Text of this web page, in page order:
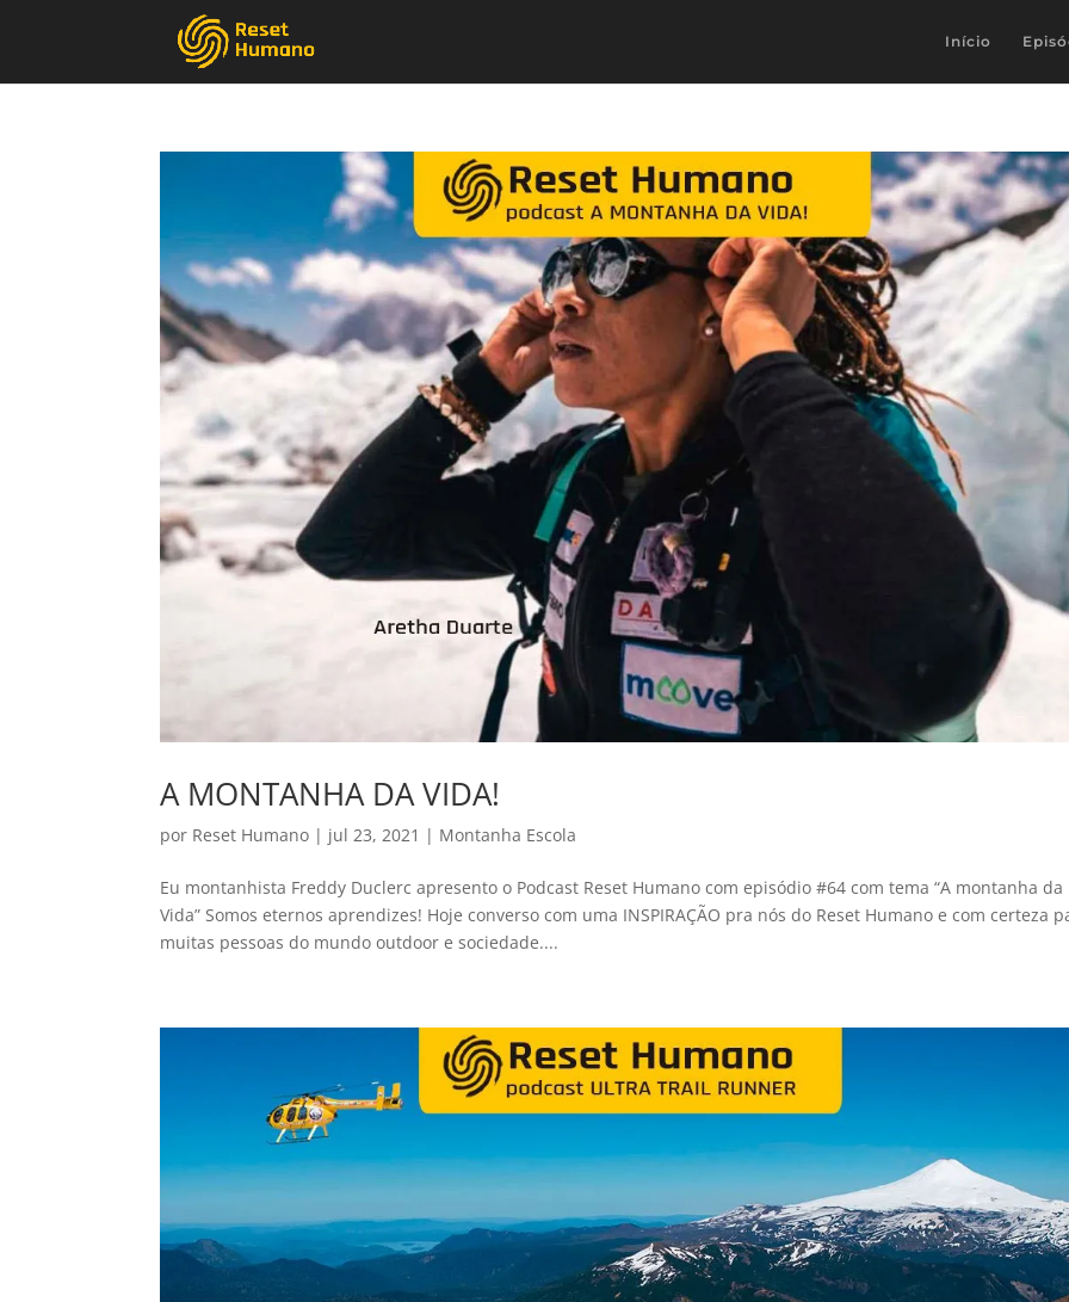
Início
A MONTANHA DA VIDA!
por Reset Humano | jul 23, 2021 | Montanha Escola
Eu montanhista Freddy Duclerc apresento o Podcast Reset Humano com episódio #64 com tema “A montanha da
Vida” Somos eternos aprendizes! Hoje converso com uma INSPIRAÇÃO pra nós do Reset Humano e com certeza
muitas pessoas do mundo outdoor e sociedade....